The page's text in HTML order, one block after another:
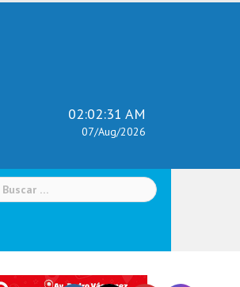
02:02:32 AM
07/Aug/2026